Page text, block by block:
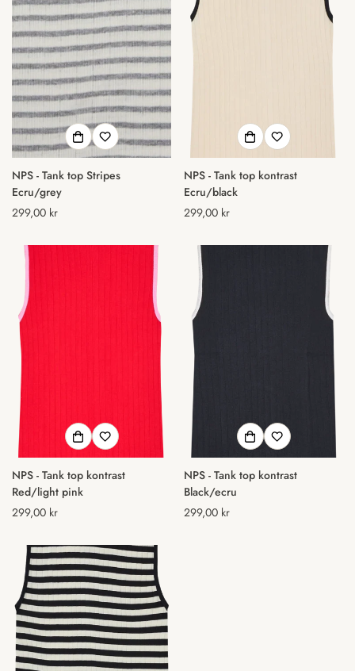
NPS - Tank top Stripes
Ecru/grey
Normal
299,00 kr
NPS - Tank top kontrast
Ecru/black
Normal
299,00 kr
NPS - Tank top kontrast
Red/light pink
Normal
299,00 kr
NPS - Tank top kontrast
Black/ecru
Normal
299,00 kr